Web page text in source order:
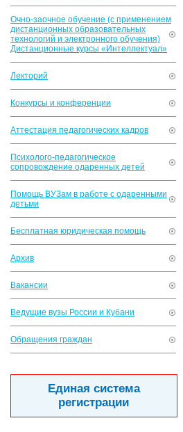
Очно-заочное обучение (с применением
дистанционных образовательных
технологий и электронного обучения)
Дистанционные курсы «Интеллектуал»
Лекторий
Конкурсы и конференции
Аттестация педагогических кадров
Психолого-педагогическое
сопровождение одаренных детей
Помощь ВУЗам в работе с одаренными
детьми
Бесплатная юридическая помощь
Архив
Вакансии
Ведущие вузы России и Кубани
Обращения граждан
Единая система
регистрации